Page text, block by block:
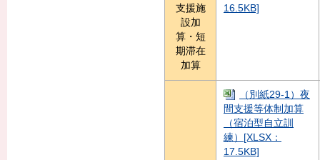
支援施
設加
算・短
期滞在
加算
16.5KB]
（別紙29-1）夜
間支援等体制加算
（宿泊型自立訓
練）[XLSX：
17.5KB]